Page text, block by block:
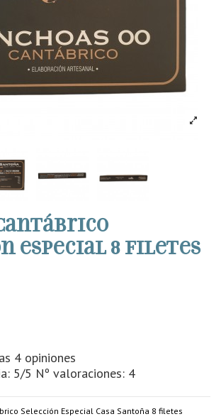
especial 8 filetes
4 opiniones
5/5 Nº valoraciones: 4
Selección Especial Casa Santoña 8 filetes